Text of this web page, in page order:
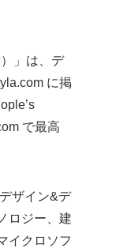
」は、デ
に掲
で最高
ザイン&デ
ロジー、建
イクロソフ